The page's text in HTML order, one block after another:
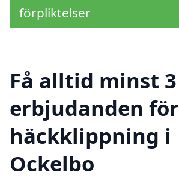
förpliktelser
Få alltid minst 3
erbjudanden för
häckklippning i
Ockelbo